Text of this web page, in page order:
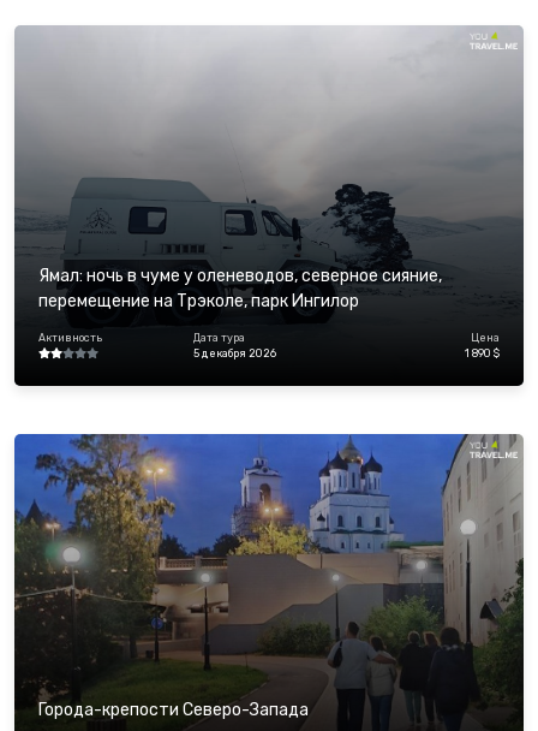
Ямал: ночь в чуме у оленеводов, северное сияние,
перемещение на Трэколе, парк Ингилор
Активность
Дата тура
5 декабря 2026
Цена
1 890 $
Города-крепости Северо-Запада